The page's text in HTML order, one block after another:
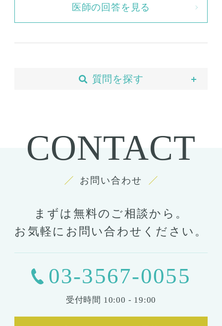
医師の回答を見る
質問を探す
胸の整形
コンデンスリッチ豊胸 ヒアルロン酸
シリコンバッグ 胸の形成
輪郭形成
小顔整形 顎の整形
ほほ骨の整形 エラの整形
CONTACT
お問い合わせ
まずは無料のご相談から。
お気軽にお問い合わせください。
03-3567-0055
受付時間 10:00 - 19:00